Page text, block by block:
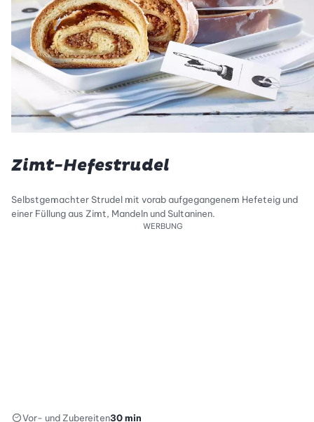
Zimt-Hefestrudel
Selbstgemachter Strudel mit vorab aufgegangenem Hefeteig und
einer Füllung aus Zimt, Mandeln und Sultaninen.
WERBUNG
Vor- und Zubereiten30 min